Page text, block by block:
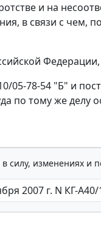
и на
в связи с чем,
05-78-54 "Б" и
по тому же делу
силу, изменениях и